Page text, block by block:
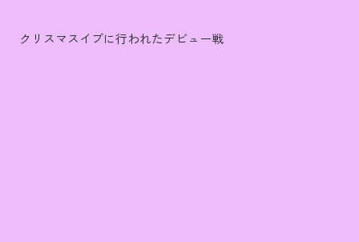
クリスマスイブに行われた​デビュー戦